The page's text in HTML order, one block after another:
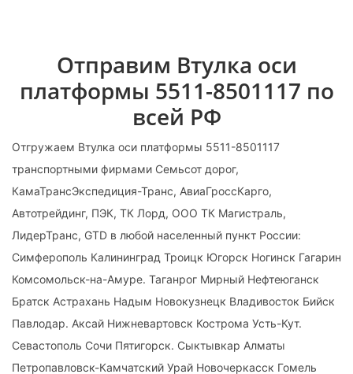
Отправим Втулка оси
платформы 5511-8501117 по
всей РФ
Отгружаем Втулка оси платформы 5511-8501117
транспортными фирмами Семьсот дорог,
КамаТрансЭкспедиция-Транс, АвиаГроссКарго,
Автотрейдинг, ПЭК, ТК Лорд, ООО ТК Магистраль,
ЛидерТранс, GTD в любой населенный пункт России:
Симферополь Калининград Троицк Югорск Ногинск Гагарин
Комсомольск-на-Амуре. Таганрог Мирный Нефтеюганск
Братск Астрахань Надым Новокузнецк Владивосток Бийск
Павлодар. Аксай Нижневартовск Кострома Усть-Кут.
Севастополь Сочи Пятигорск. Сыктывкар Алматы
Петропавловск-Камчатский Урай Новочеркасск Гомель